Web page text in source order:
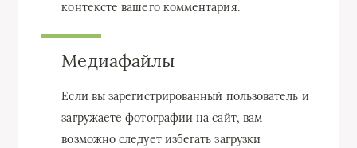
контексте вашего комментария.
Медиафайлы
Если вы зарегистрированный пользователь и
загружаете фотографии на сайт, вам
возможно следует избегать загрузки